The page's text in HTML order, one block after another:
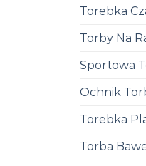
Torebka
Torby Na
Sportowa
Ochnik
Torebka
Torba